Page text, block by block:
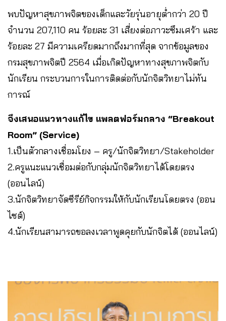
พบปัญหาสุขภาพจิตของเด็กและวัยรุ่นอายุต่ำกว่า 20 ปี
จำนวน 207,110 คน ร้อยละ 31 เสี่ยงต่อภาวะซึมเศร้า และ
ร้อยละ 27 มีความเครียดมากถึงมากที่สุด จากข้อมูลของ
กรมสุขภาพจิตปี 2564 เมื่อเกิดปัญหาทางสุขภาพจิตกับ
นักเรียน กระบวนการในการติดต่อกับนักจิตวิทยาไม่ทัน
การณ์
จึงเสนอแนวทางแก้ไข แพลตฟอร์มกลาง “Breakout
Room” (Service)
1.เป็นตัวกลางเชื่อมโยง – ครู/นักจิตวิทยา/Stakeholder
2.ครูแนะแนวเชื่อมต่อกับกลุ่มนักจิตวิทยาได้โดยตรง
(ออนไลน์)
3.นักจิตวิทยาจัดซีรีย์กิจกรรมให้กับนักเรียนโดยตรง (ออน
ไซต์)
4.นักเรียนสามารถขอลงเวลาพูดคุยกับนักจิตได้ (ออนไลน์)